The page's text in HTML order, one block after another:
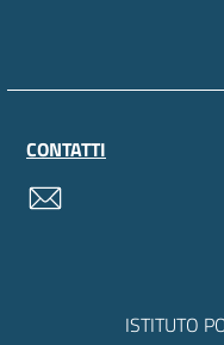
CONTATTI
ISTITUTO